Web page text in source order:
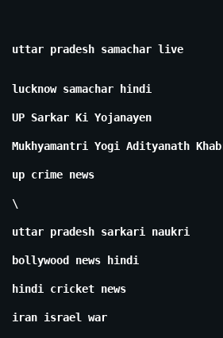
uttar pradesh samachar live
lucknow samachar hindi
UP Sarkar Ki Yojanayen
Mukhyamantri Yogi Adityanath
up crime news
\
uttar pradesh sarkari naukri
bollywood news hindi
hindi cricket news
iran israel war